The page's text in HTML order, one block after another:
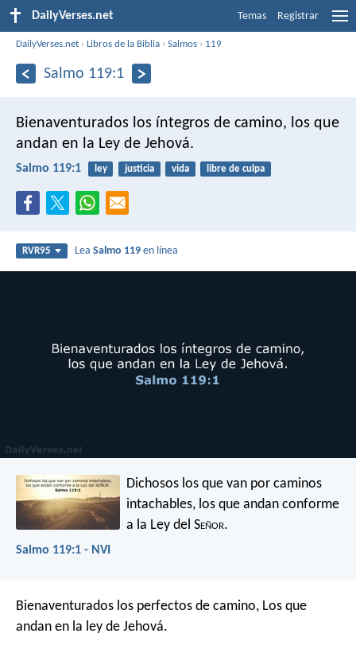
DailyVerses.net Temas Registrar
DailyVerses.net ›Libros de la Biblia ›Salmos › 119
Salmo 119:1
Bienaventurados los íntegros de camino, los que
andan en la Ley de Jehová.
Salmo 119:1 ley justicia vida libre de culpa
RVR95 LeaSalmo 119 en línea
Dichosos los que van por caminos
intachables, los que andan conforme
a la Ley del Señor.
Salmo 119:1 - NVI
Bienaventurados los perfectos de camino, Los que
andan en la ley de Jehová.